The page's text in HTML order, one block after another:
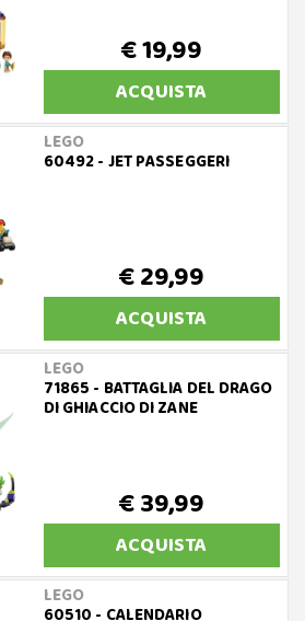
€ 19,99
ACQUISTA
LEGO
60492 - JET PASSEGGERI
€ 29,99
ACQUISTA
LEGO
71865 - BATTAGLIA DEL DRAGO
DI GHIACCIO DI ZANE
€ 39,99
ACQUISTA
LEGO